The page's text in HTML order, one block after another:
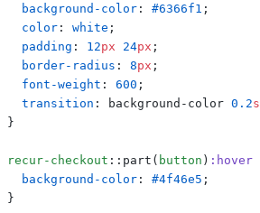
  background-color
: #6366f1 ;
  color
: white ;
  padding
: 12px 24px ;
  border-radius
: 8px ;
  font-weight
: 600 ;
  transition
: background-color 0.2s
}
recur-checkout ::part( button ) :hover
  background-color
: #4f46e5 ;
}